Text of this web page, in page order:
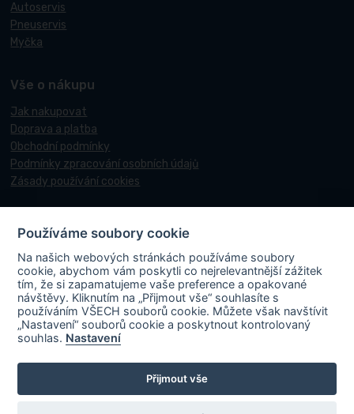
Autoservis
Pneuservis
Myčka
Vše o nákupu
Jak nakupovat
Doprava a platba
Obchodní podmínky
Podmínky zpracování osobních údajů
Zásady používání cookies
© 2017-2026 Pneucentrum N&N.
Webové stránky realizovalMatosoft.
PNEUCENTRUM N & N s. r. o.
ve spolupráci s Ministerstvem průmyslu a
„FVE-PNEUCENTRUM NN-OLOMOUC“, rgč.
CZ.31.3.0/0.0/0.0/22_001/0006195. Projekt je spolufinancován
Evropskou unií. V rámci projektu byla na střechu místa podnikání
Používáme soubory cookie
Na našich webových stránkách používáme soubory
cookie, abychom vám poskytli co nejrelevantnější zážitek
tím, že si zapamatujeme vaše preference a opakované
návštěvy. Kliknutím na „Přijmout vše“ souhlasíte s
používáním VŠECH souborů cookie. Můžete však navštívit
„Nastavení“ souborů cookie a poskytnout kontrolovaný
souhlas. Nastavení
Přijmout vše